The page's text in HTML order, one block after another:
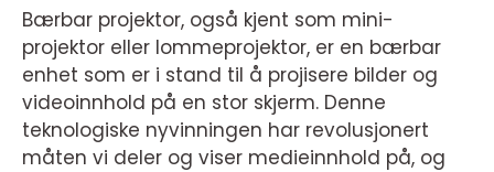
Bærbar projektor, også kjent som mini-
projektor eller lommeprojektor, er en bærbar
enhet som er i stand til å projisere bilder og
videoinnhold på en stor skjerm. Denne
teknologiske nyvinningen har revolusjonert
måten vi deler og viser medieinnhold på, og